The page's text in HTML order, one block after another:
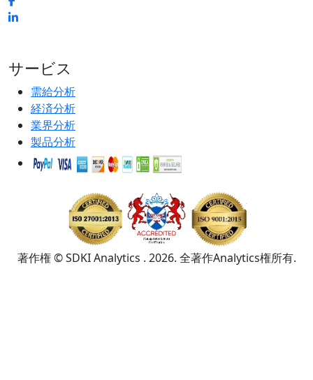
サービス
需給分析
経済分析
業界分析
製品分析
著作権 © SDKI Analytics . 2026. 全著作Analytics権所有.